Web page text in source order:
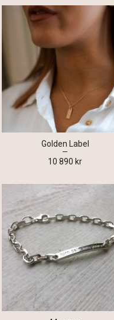
Golden Label
10 890 kr